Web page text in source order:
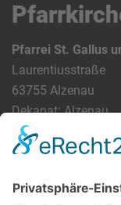
Pfarrei St. Gallus
Laurentiusstraße
63755 Alzenau
Dekanat: Alzenau
Landkreis:
Bezirk:
Hier gibt es die